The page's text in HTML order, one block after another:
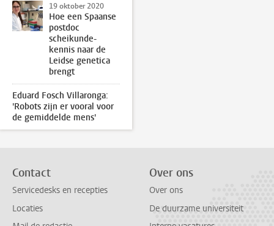
19 oktober 2020
Hoe een Spaanse
postdoc
scheikunde-
kennis naar de
Leidse genetica
brengt
Eduard Fosch Villaronga:
'Robots zijn er vooral voor
de gemiddelde mens'
Contact
Servicedesks en recepties
Locaties
Over ons
Over ons
De duurzame universiteit